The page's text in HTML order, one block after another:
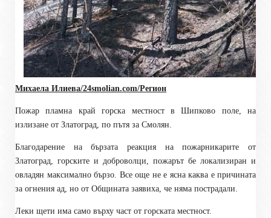
Михаела Илиева/24smolian.com/Регион
Пожар пламна край горска местност в Шипково поле, на
излизане от Златоград, по пътя за Смолян.
Благодарение на бързата реакция на пожарникарите от
Златоград, горските и доброволци, пожарът бе локализиран и
овладян максимално бързо. Все още не е ясна каква е причината
за огнения ад, но от Общината заявиха, че няма пострадали.
Леки щети има само върху част от горската местност.